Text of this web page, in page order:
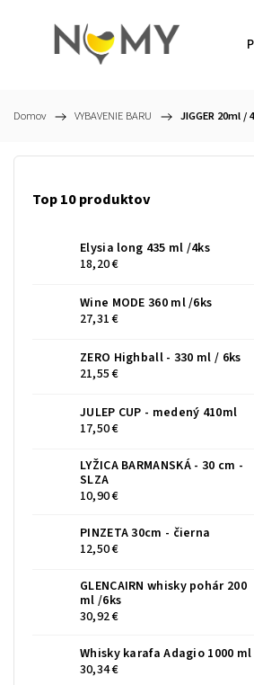
Domov / VYBAVENIE BARU / JIGGER 20ml /
Top 10 produktov
Elysia long 435 ml /4ks
18,20 €
Wine MODE 360 ml /6ks
27,31 €
ZERO Highball - 330 ml / 6ks
21,55 €
JULEP CUP - medený 410ml
17,50 €
LYŽICA BARMANSKÁ - 30 cm -
SLZA
10,90 €
PINZETA 30cm - čierna
12,50 €
GLENCAIRN whisky pohár 200
ml /6ks
30,92 €
Whisky karafa Adagio 1000 ml
30,34 €